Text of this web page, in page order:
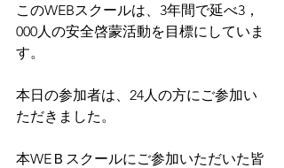
このWEBスクールは、3年間で延べ3，
000人の安全啓蒙活動を目標にしていま
す。
本日の参加者は、24人の方にご参加い
ただきました。
本WEＢスクールにご参加いただいた皆